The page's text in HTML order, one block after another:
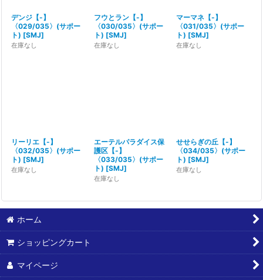
デンジ【-】
〈029/035〉(サポー
ト) [SMJ]
在庫なし
フウとラン【-】
〈030/035〉(サポー
ト) [SMJ]
在庫なし
マーマネ【-】
〈031/035〉(サポー
ト) [SMJ]
在庫なし
リーリエ【-】
〈032/035〉(サポー
ト) [SMJ]
在庫なし
エーテルパラダイス保
護区【-】
〈033/035〉(サポー
ト) [SMJ]
在庫なし
せせらぎの丘【-】
〈034/035〉(サポー
ト) [SMJ]
在庫なし
ホーム
ショッピングカート
マイページ